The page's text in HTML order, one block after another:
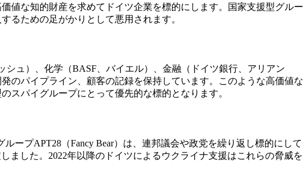
値な知的財産を求めてドイツ企業を標的にします。国家支援型グルー
るための足がかりとして悪用されます。
ュ）、化学（BASF、バイエル）、金融（ドイツ銀行、アリアン
のパイプライン、顧客の記録を保持しています。このような高価値な
スパイグループにとって優先的な標的となります。
ープAPT28（Fancy Bear）は、連邦議会や政党を繰り返し標的にして
ました。2022年以降のドイツによるウクライナ支援はこれらの脅威を